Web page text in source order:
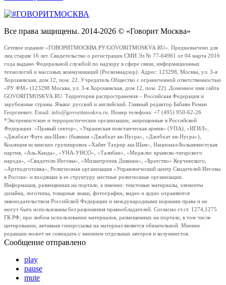
Все права защищены. 2014-2026 © «Говорит Москва»
Сетевое издание «ГОВОРИТМОСКВА.РУ/GOVORITMOSKVA.RU». Предназначено для
лиц старше 16 лет. Свидетельство о регистрации СМИ Эл № 77-64961 от 04 марта 2016
года выдано Федеральной службой по надзору в сфере связи, информационных
технологий и массовых коммуникаций (Роскомнадзор). Адрес: 123298, Москва, ул. 3-я
Хорошевская, дом 12, пом. 22. Учредитель Общество с ограниченной ответственностью
«РУ ФМ» (123298 Москва, ул. 3-я Хорошевская, дом 12, пом. 22). Доменное имя сайта
GOVORITMOSKVA.RU. Территория распространения – Российская Федерация и
зарубежные страны. Языки: русский и английский. Главный редактор Бабаян Роман
Георгиевич. Email: info@govoritmoskva.ru. Номер телефона: +7 (495) 950-62-26
*Экстремистские и террористические организации, запрещенные в Российской
Федерации: «Правый сектор», «Украинская повстанческая армия» (УПА), «ИГИЛ»,
«Джабхат Фатх аш-Шам» (бывшая «Джабхат ан-Нусра», «Джебхат ан-Нусра»),
Коалиция исламских группировок «Хайят Тахрир аш-Шам», Национал-Большевистская
партия, «Аль-Каида», «УНА-УНСО», «Талибан», «Меджлис крымско-татарского
народа», «Свидетели Иеговы», «Мизантропик Дивижн», «Братство» Корчинского,
«Артподготовка», Религиозная организация «Управленческий центр Свидетелей Иеговы
в России» и входящие в ее структуру местные религиозные организации.
Информация, размещенная на портале, а именно: текстовые материалы, элементы
дизайна, логотипы, товарные знаки, фотографии, видео и аудио охраняются
законодательством Российской Федерации и международными нормами права и не
могут быть использованы без разрешения правообладателей. Согласно ст.ст. 1274,1275
ГК РФ, при любом использовании материалов, размещенных на портале, в том числе
цитировании, активная гиперссылка на материал является обязательной. Мнение
редакции может не совпадать с мнением отдельных авторов и колумнистов.
Сообщение отправлено
play
pause
mute